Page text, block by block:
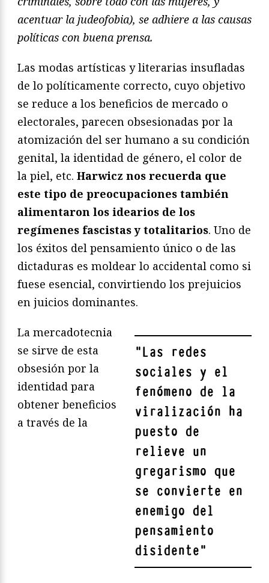
acentuar la judeofobia), se adhiere a las causas
políticas con buena prensa.
Las modas artísticas y literarias insufladas
de lo políticamente correcto, cuyo objetivo
se reduce a los beneficios de mercado o
electorales, parecen obsesionadas por la
atomización del ser humano a su condición
genital, la identidad de género, el color de
la piel, etc. Harwicz nos recuerda que
este tipo de preocupaciones también
alimentaron los idearios de los
regímenes fascistas y totalitarios. Uno de
los éxitos del pensamiento único o de las
dictaduras es moldear lo accidental como si
fuese esencial, convirtiendo los prejuicios
en juicios dominantes.
"Las redes
sociales y el
fenómeno de la
viralización ha
puesto de
relieve un
gregarismo que
se convierte en
enemigo del
pensamiento
disidente"
La mercadotecnia
se sirve de esta
obsesión por la
identidad para
obtener beneficios
a través de la